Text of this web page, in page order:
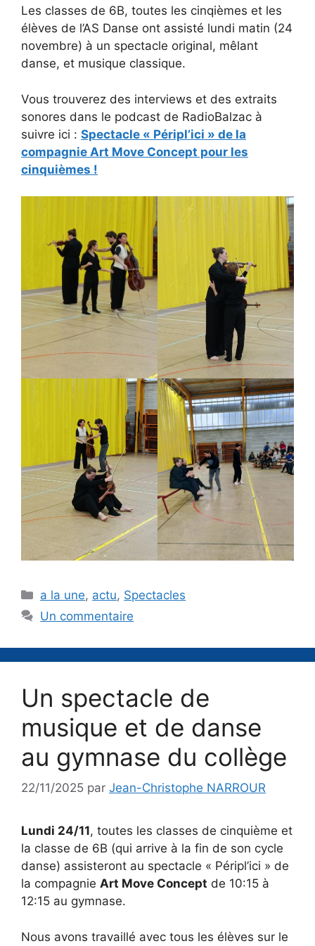
Les classes de 6B, toutes les cinqièmes et les
élèves de l’AS Danse ont assisté lundi matin (24
novembre) à un spectacle original, mêlant
danse, et musique classique.
Vous trouverez des interviews et des extraits
sonores dans le podcast de RadioBalzac à
suivre ici : Spectacle « Péripl’ici » de la
compagnie Art Move Concept pour les
cinquièmes !
Catégories
a la une, actu, Spectacles
Un commentaire
Un spectacle de
musique et de danse
au gymnase du collège
22/11/2025 par Jean-Christophe NARROUR
Lundi 24/11, toutes les classes de cinquième et
la classe de 6B (qui arrive à la fin de son cycle
danse) assisteront au spectacle « Péripl’ici » de
la compagnie Art Move Concept de 10:15 à
12:15 au gymnase.
Nous avons travaillé avec tous les élèves sur le